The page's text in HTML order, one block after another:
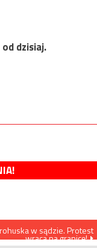
dzisiaj.
w sądzie. Protest
wraca na granicę!